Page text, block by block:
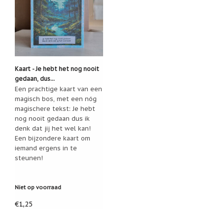
Kaart - Je hebt het nog nooit
gedaan, dus...
Een prachtige kaart van een
magisch bos, met een nóg
magischere tekst: Je hebt
nog nooit gedaan dus ik
denk dat jij het wel kan!
Een bijzondere kaart om
iemand ergens in te
steunen!
Niet op voorraad
€1,25